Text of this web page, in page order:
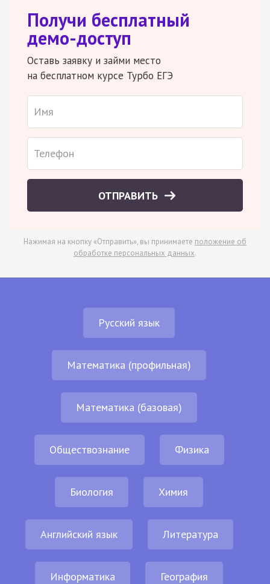
Получи бесплатный
демо-доступ
Оставь заявку и займи место
на бесплатном курсе Турбо ЕГЭ
ОТПРАВИТЬ
Нажимая на кнопку «Отправить», вы принимаете положение об
обработке персональных данных.
Русский язык
Математика (профильная)
Математика (базовая)
Обществознание Физика
Биология Химия
Английский язык Литература
Информатика География